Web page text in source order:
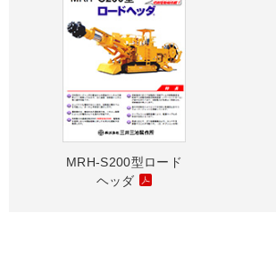
MRH-S200型ロード
ヘッダ